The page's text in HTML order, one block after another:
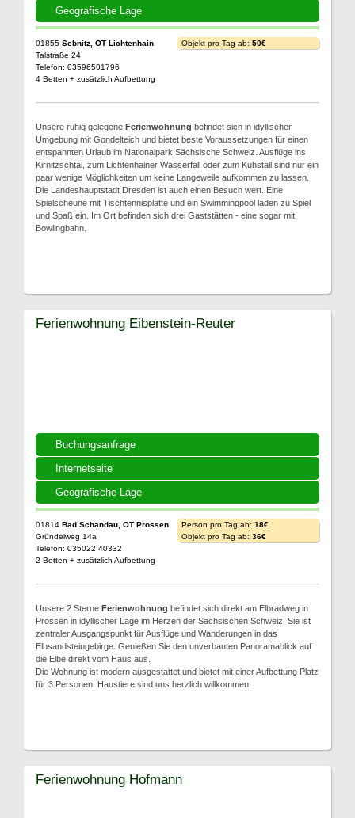
Geografische Lage
01855 Sebnitz, OT Lichtenhain
Talstraße 24
Telefon: 03596501796
4 Betten + zusätzlich Aufbettung
Objekt pro Tag ab: 50€
Unsere ruhig gelegene Ferienwohnung befindet sich in idyllischer
Umgebung mit Gondelteich und bietet beste Voraussetzungen für einen
entspannten Urlaub im Nationalpark Sächsische Schweiz. Ausflüge ins
Kirnitzschtal, zum Lichtenhainer Wasserfall oder zum Kuhstall sind nur ein
paar wenige Möglichkeiten um keine Langeweile aufkommen zu lassen.
Die Landeshauptstadt Dresden ist auch einen Besuch wert. Eine
Spielscheune mit Tischtennisplatte und ein Swimmingpool laden zu Spiel
und Spaß ein. Im Ort befinden sich drei Gaststätten - eine sogar mit
Bowlingbahn.
Buchungsanfrage
Internetseite
Geografische Lage
Ferienwohnung Eibenstein-Reuter
01814 Bad Schandau, OT Prossen
Gründelweg 14a
Telefon: 035022 40332
2 Betten + zusätzlich Aufbettung
Person pro Tag ab: 18€
Objekt pro Tag ab: 36€
Unsere 2 Sterne Ferienwohnung befindet sich direkt am Elbradweg in
Prossen in idyllischer Lage im Herzen der Sächsischen Schweiz. Sie ist
zentraler Ausgangspunkt für Ausflüge und Wanderungen in das
Elbsandsteingebirge. Genießen Sie den unverbauten Panoramablick auf
die Elbe direkt vom Haus aus.
Die Wohnung ist modern ausgestattet und bietet mit einer Aufbettung Platz
für 3 Personen. Haustiere sind uns herzlich willkommen.
Ferienwohnung Hofmann